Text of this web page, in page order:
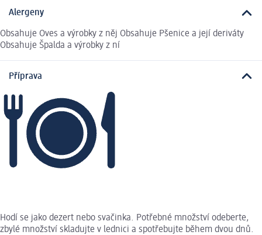
Alergeny
Obsahuje Oves a výrobky z něj Obsahuje Pšenice a její deriváty
Obsahuje Špalda a výrobky z ní
Příprava
Hodí se jako dezert nebo svačinka. Potřebné množství odeberte,
zbylé množství skladujte v lednici a spotřebujte během dvou dnů.